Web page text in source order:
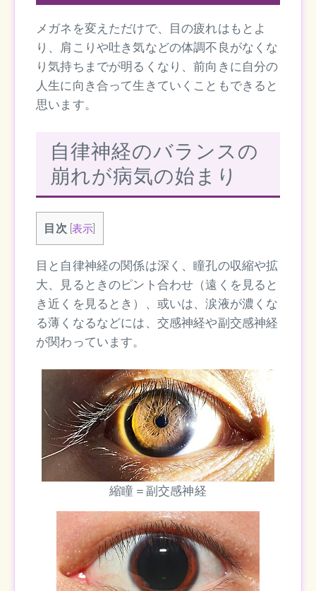
メガネを変えただけで、目の疲れはもとよ
り、肩こりや吐き気などの体調不良がなくな
り気持ちまでが明るくなり、前向きに自分の
人生に向き合って生きていくこともできると
思います。
自律神経のバランスの
崩れが病気の始まり
目次 [表示
目と自律神経の関係は深く、瞳孔の収縮や拡
大、見るときのピント合わせ（遠くを見ると
き近くを見るとき）、或いは、涙液が濃くな
る薄くなるなどには、交感神経や副交感神経
が関わっています。
縮瞳＝副交感神経